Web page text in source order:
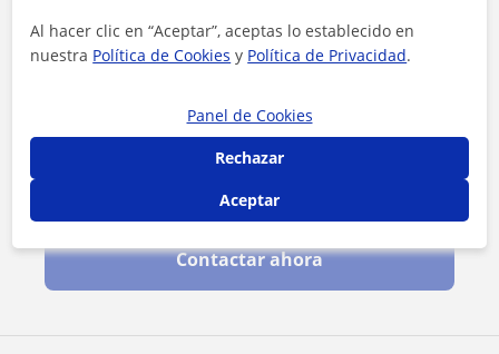
Al hacer clic, aceptas nuestroaviso legal
Contactar ahora
Al hacer clic en “Aceptar”, aceptas lo establecido en
nuestra Política de Cookies y Política de Privacidad.
Panel de Cookies
Rechazar
Aceptar